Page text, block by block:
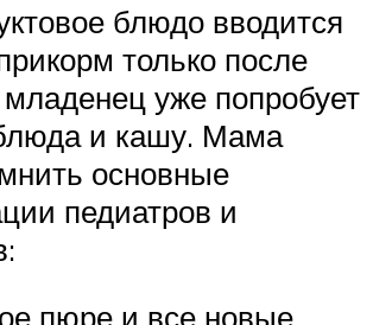
блюдо вводится
только после
младенец уже попробует
и кашу. Мама
основные
педиатров и
пюре и все новые